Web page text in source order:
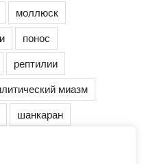
моллюск
понос
рептилии
миазм
шанкаран